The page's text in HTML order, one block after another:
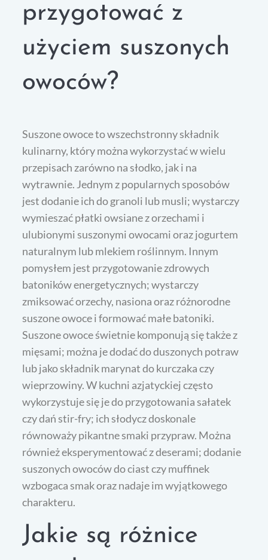
przygotować z
użyciem suszonych
owoców?
Suszone owoce to wszechstronny składnik
kulinarny, który można wykorzystać w wielu
przepisach zarówno na słodko, jak i na
wytrawnie. Jednym z popularnych sposobów
jest dodanie ich do granoli lub musli; wystarczy
wymieszać płatki owsiane z orzechami i
ulubionymi suszonymi owocami oraz jogurtem
naturalnym lub mlekiem roślinnym. Innym
pomysłem jest przygotowanie zdrowych
batoników energetycznych; wystarczy
zmiksować orzechy, nasiona oraz różnorodne
suszone owoce i formować małe batoniki.
Suszone owoce świetnie komponują się także z
mięsami; można je dodać do duszonych potraw
lub jako składnik marynat do kurczaka czy
wieprzowiny. W kuchni azjatyckiej często
wykorzystuje się je do przygotowania sałatek
czy dań stir-fry; ich słodycz doskonale
równoważy pikantne smaki przypraw. Można
również eksperymentować z deserami; dodanie
suszonych owoców do ciast czy muffinek
wzbogaca smak oraz nadaje im wyjątkowego
charakteru.
Jakie są różnice